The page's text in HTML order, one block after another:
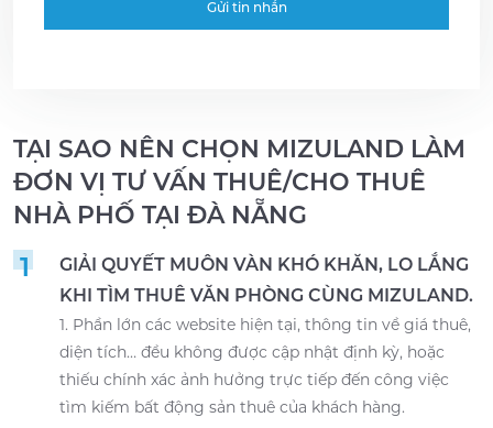
TẠI SAO NÊN CHỌN MIZULAND LÀM
ĐƠN VỊ TƯ VẤN THUÊ/CHO THUÊ
NHÀ PHỐ TẠI ĐÀ NẴNG
1
GIẢI QUYẾT MUÔN VÀN KHÓ KHĂN, LO LẮNG
KHI TÌM THUÊ VĂN PHÒNG CÙNG MIZULAND.
1. Phần lớn các website hiện tại, thông tin về giá thuê,
diện tích… đều không được cập nhật định kỳ, hoặc
thiếu chính xác ảnh hưởng trực tiếp đến công việc
tìm kiếm bất động sản thuê của khách hàng.